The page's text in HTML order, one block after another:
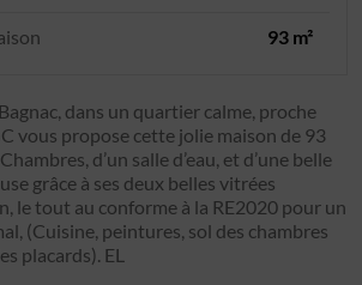
93 m²
dans un quartier calme, proche
vous propose cette jolie maison de 93
d’un salle d’eau, et d’une belle
grâce à ses deux belles vitrées
le tout au conforme à la RE2020 pour un
(Cuisine, peintures, sol des chambres
placards). EL